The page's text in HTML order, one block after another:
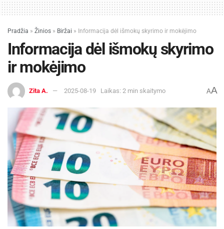
Pradžia » Žinios » Biržai » Informacija dėl išmokų skyrimo ir mokėjimo
Informacija dėl išmokų skyrimo
ir mokėjimo
Zita A. 2025-08-19 Laikas: 2 min skaitymo AA